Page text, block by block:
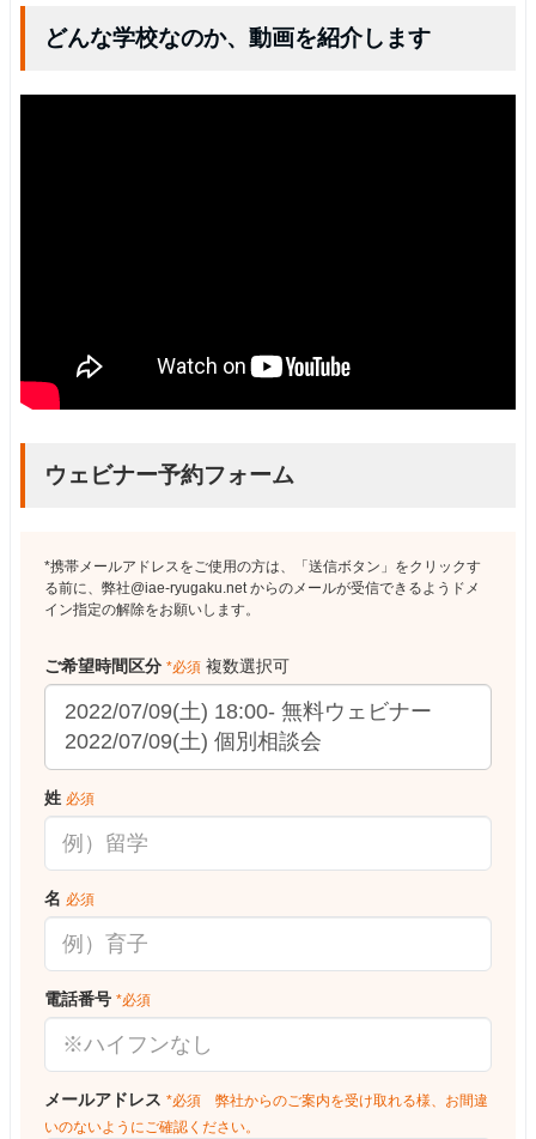
どんな学校なのか、動画を紹介します
ウェビナー予約フォーム
*携帯メールアドレスをご使用の方は、「送信ボタン」をクリックす
る前に、弊社@iae-ryugaku.net からのメールが受信できるようドメ
イン指定の解除をお願いします。
ご希望時間区分 *必須 複数選択可
姓 必須
名 必須
電話番号 *必須
メールアドレス *必須 弊社からのご案内を受け取れる様、お間違
いのないようにご確認ください。